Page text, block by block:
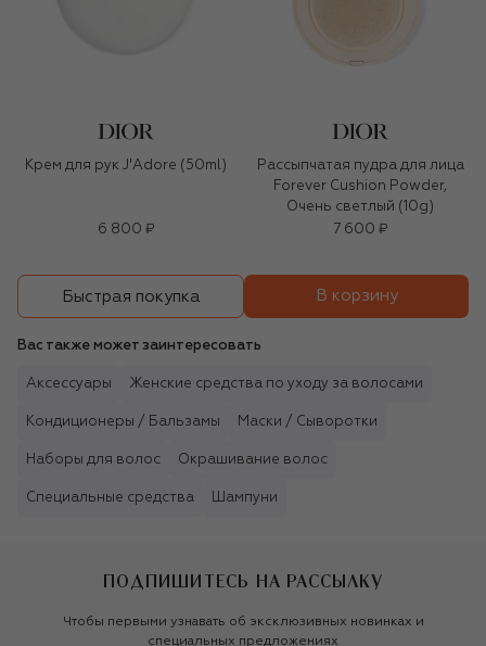
Крем для рук J'Adore (50ml)
6 800 ₽
Рассыпчатая пудра для лица
Forever Cushion Powder,
Очень светлый (10g)
7 600 ₽
Быстрая покупка В корзину
Вас также может заинтересовать
Аксессуары Женские средства по уходу за волосами
Кондиционеры / Бальзамы Маски / Сыворотки
Наборы для волос Окрашивание волос
Специальные средства Шампуни
ПОДПИШИТЕСЬ НА РАССЫЛКУ
Чтобы первыми узнавать об эксклюзивных новинках и
специальных предложениях